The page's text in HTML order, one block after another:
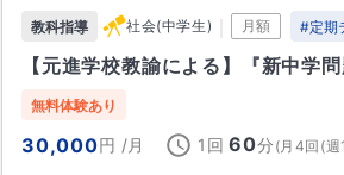
これらを生徒の皆さんにご提供し、
いたします。
世界史にこだわる理由
／日本大学豊山中学校／法政大学中
治中学校／立教池袋中学校／早稲田
智中学校／埼玉栄中学校／栄東中学
中学校／立教新座中学校 ほか
《大学受験の主な指導実績》
教科指導 社会(中学生) 月額 #定期
【元進学校教諭による】『新中学
無料体験あり
30,000円 /月 1回 60分 ( 月4回(